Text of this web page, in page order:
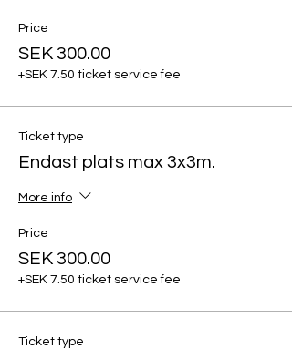
Price
SEK 300.00
+SEK 7.50 ticket service fee
Ticket type
Endast plats max 3x3m.
More info
Price
SEK 300.00
+SEK 7.50 ticket service fee
Ticket type